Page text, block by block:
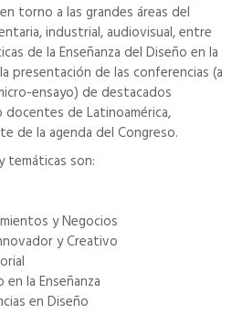
torno a las grandes áreas del
industrial, audiovisual, entre
de la Enseñanza del Diseño en la
presentación de las conferencias (a
ensayo) de destacados
de Latinoamérica,
de la agenda del Congreso.
temáticas son:
y Negocios
y Creativo
la Enseñanza
en Diseño